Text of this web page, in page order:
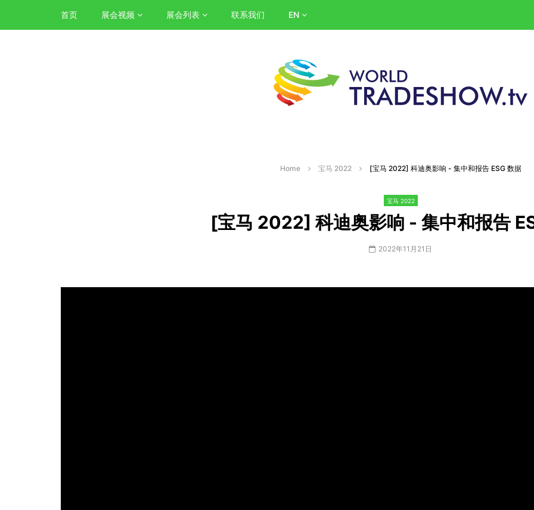
首页 展会视频 展会列表 联系我们 EN
Home 宝马 2022 [宝马 2022] 科迪奥影响 - 集中和报告 ESG 数据
宝马 2022
[宝马 2022] 科迪奥影响 - 集中和报告
2022年11月21日